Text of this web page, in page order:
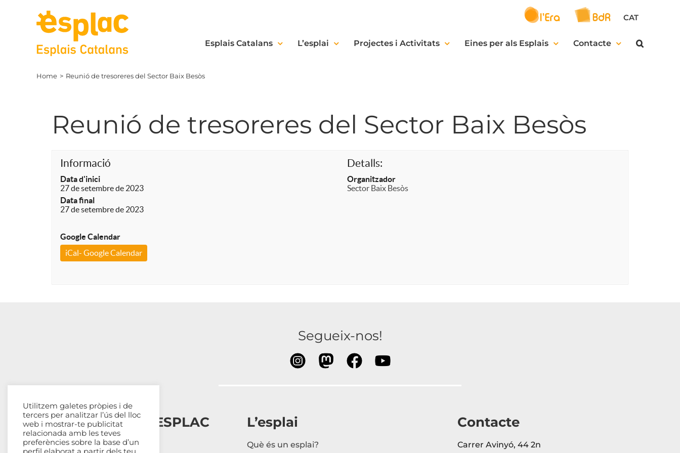
CAT
Esplais Catalans L’esplai Projectes i Activitats Eines per als Esplais Contacte
Home Reunió de tresoreres del Sector Baix Besòs
Reunió de tresoreres del Sector Baix Besòs
Informació
Data d'inici
27 de setembre de 2023
Data final
27 de setembre de 2023
Google Calendar
iCal- Google Calendar
Detalls:
Organitzador
Sector Baix Besòs
Segueix-nos!
Esplais Catalans, ESPLAC
Qui som
L’esplai
Què és un esplai?
Contacte
Carrer Avinyó, 44 2n
Utilitzem galetes pròpies i de
tercers per analitzar l’ús del lloc
web i mostrar-te publicitat
relacionada amb les teves
preferències sobre la base d’un